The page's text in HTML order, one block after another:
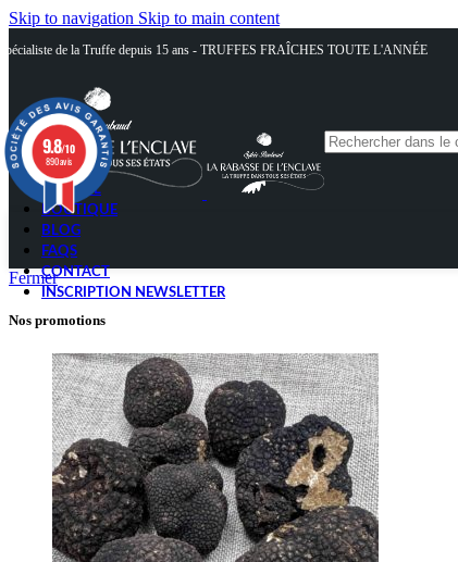
Skip to navigation Skip to main content
de la Truffe depuis 15 ans - TRUFFES FRAÎCHES TOUTE L'ANNÉE
ACCUEIL
BOUTIQUE
BLOG
FAQS
CONTACT
INSCRIPTION NEWSLETTER
Fermer
Nos promotions
9.8/10
890 avis